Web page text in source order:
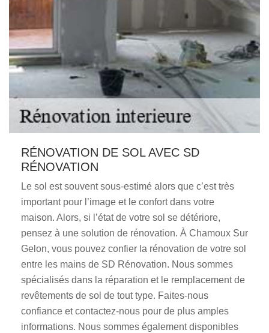
RÉNOVATION DE SOL AVEC SD
RÉNOVATION
Le sol est souvent sous-estimé alors que c’est très
important pour l’image et le confort dans votre
maison. Alors, si l’état de votre sol se détériore,
pensez à une solution de rénovation. À Chamoux Sur
Gelon, vous pouvez confier la rénovation de votre sol
entre les mains de SD Rénovation. Nous sommes
spécialisés dans la réparation et le remplacement de
revêtements de sol de tout type. Faites-nous
confiance et contactez-nous pour de plus amples
informations. Nous sommes également disponibles